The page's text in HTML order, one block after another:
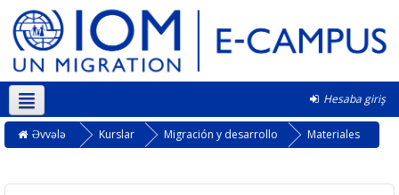
Hesaba giriş
Azərbaycanca ‎(az)‎
Əvvələ Kurslar Migración y desarrollo Materiales